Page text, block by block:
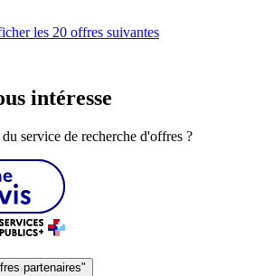
les 20 offres suivantes
intéresse
service de recherche d'offres ?
partenaires"